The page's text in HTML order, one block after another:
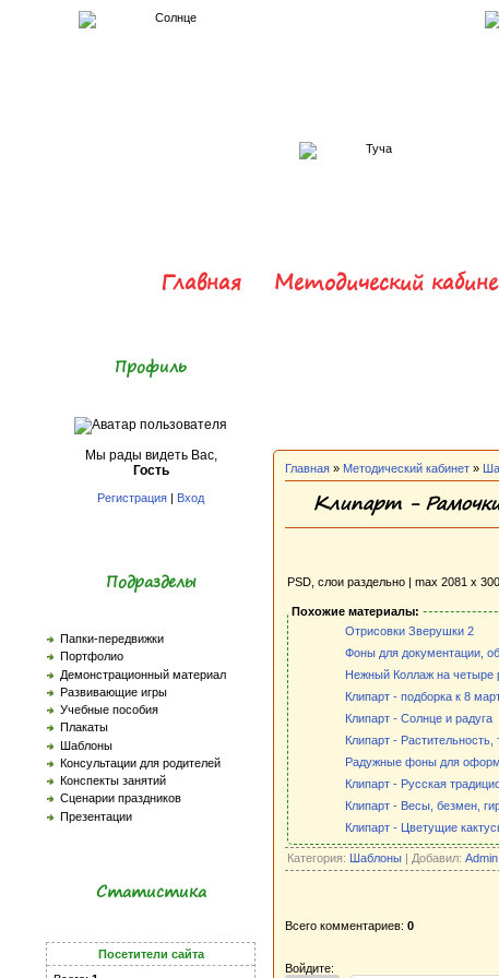
Главная Методический
Профиль
Мы рады видеть Вас,
Гость
Регистрация | Вход
Подразделы
Папки-передвижки
Портфолио
Демонстрационный материал
Развивающие игры
Учебные пособия
Плакаты
Шаблоны
Консультации для родителей
Конспекты занятий
Сценарии праздников
Презентации
Статистика
Посетители сайта
Главная » Методический кабинет »
Клипарт -
PSD, слои раздельно | max 2081 x
Похожие материалы:
Отрисовки Зверушки 2
Фоны для документации,
Нежный Коллаж на четыре
Клипарт - подборка к 8
Клипарт - Солнце и радуга
Клипарт - Растительность,
Радужные фоны для
Клипарт - Русская
Клипарт - Весы, безмен,
Клипарт - Цветущие
Категория: Шаблоны | Добавил: Admin
Всего комментариев: 0
Войдите: